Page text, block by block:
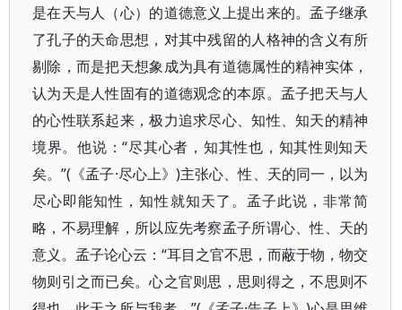
是在天与人（心）的道德意义上提出来的。孟子继承
了孔子的天命思想，对其中残留的人格神的含义有所
剔除，而是把天想象成为具有道德属性的精神实体，
认为天是人性固有的道德观念的本原。孟子把天与人
的心性联系起来，极力追求尽心、知性、知天的精神
境界。他说：“尽其心者，知其性也，知其性则知天
矣。”(《孟子·尽心上》)主张心、性、天的同一，以为
尽心即能知性，知性就知天了。孟子此说，非常简
略，不易理解，所以应先考察孟子所谓心、性、天的
意义。孟子论心云：“耳目之官不思，而蔽于物，物交
物则引之而已矣。心之官则思，思则得之，不思则不